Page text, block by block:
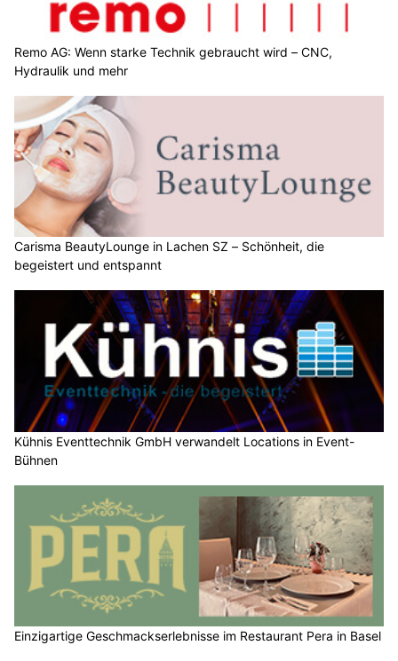
Remo AG: Wenn starke Technik gebraucht wird – CNC,
Hydraulik und mehr
Carisma BeautyLounge in Lachen SZ – Schönheit, die
begeistert und entspannt
Kühnis Eventtechnik GmbH verwandelt Locations in Event-
Bühnen
Einzigartige Geschmackserlebnisse im Restaurant Pera in Basel